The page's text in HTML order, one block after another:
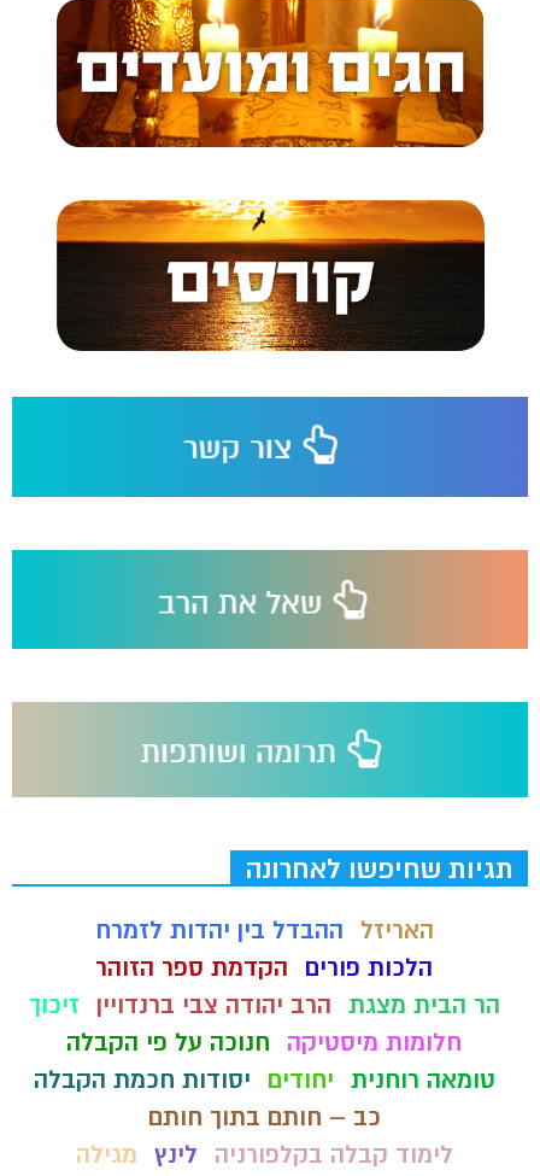
תגיות שחיפשו לאחרונה
האריזל
ההבדל בין יהדות לזמרח
הלכות פורים
הקדמת ספר הזוהר
הר הבית מצגת הרב יהודה צבי ברנדויין
זיכוך
חלומות מיסטיקה
חנוכה על פי הקבלה
טומאה רוחנית יחודים
יסודות חכמת הקבלה
כב – חותם בתוך חותם
לימוד קבלה בקלפורניה
לינץ מגילה